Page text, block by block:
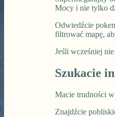
Mocy i nie tylko
Odwiedźcie
filtrować mapę,
Jeśli wcześniej
Szukacie
Macie trudności
Znajdźcie